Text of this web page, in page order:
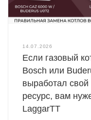
14.07.2026
Если газовый
Bosch или
выработал свой
ресурс, вам
LaggarTT